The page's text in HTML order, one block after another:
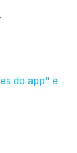
do app" e